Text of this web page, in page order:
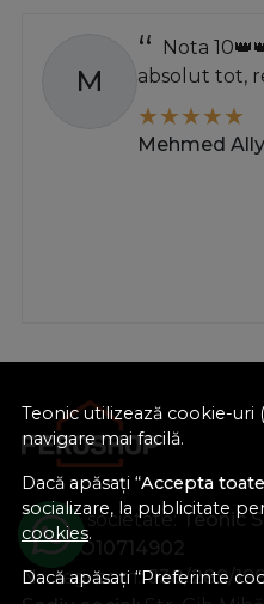
Teonic utilizează cookie-
navigare mai facilă.
Dacă apăsați “Accepta
socializare, la publicitate
cookies.
Dacă apăsați “Preferinte
M
Nota
absolut tot,
Mehmed Ally
Nume societate:Teonic
CUI:RO10714902
Nr. reg. com.:J38/289/